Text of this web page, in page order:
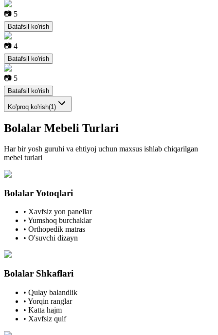
📷 5
Batafsil ko'rish
📷 4
Batafsil ko'rish
📷 5
Batafsil ko'rish
Ko'proq ko'rish(1)
Bolalar Mebeli Turlari
Har bir yosh guruhi va ehtiyoj uchun maxsus ishlab chiqarilgan
mebel turlari
Bolalar Yotoqlari
• Xavfsiz yon panellar
• Yumshoq burchaklar
• Orthopedik matras
• O'suvchi dizayn
Bolalar Shkaflari
• Qulay balandlik
• Yorqin ranglar
• Katta hajm
• Xavfsiz qulf